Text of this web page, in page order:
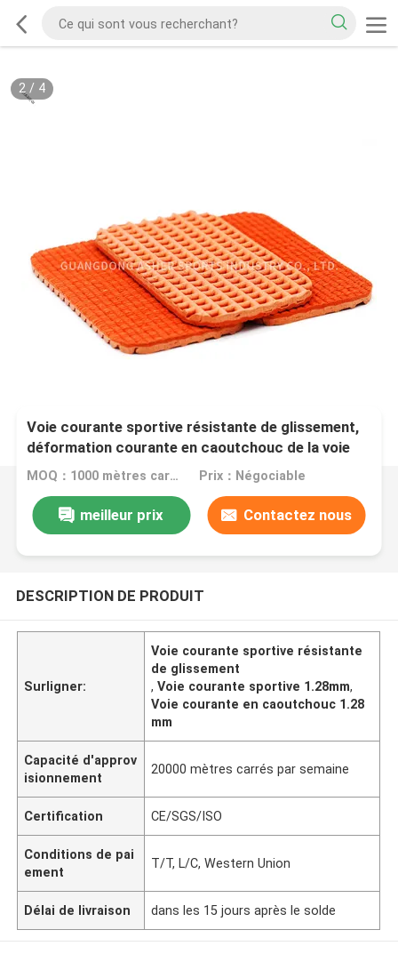
2/ 4
Voie courante sportive résistante de glissement,
déformation courante en caoutchouc de la voie
1.28mm
MOQ：1000 mètres carrés Prix：Négociable
meilleur prix Contactez nous
DESCRIPTION DE PRODUIT
Surligner:
Voie courante sportive résistante
de glissement
,Voie courante sportive 1.28mm,
Voie courante en caoutchouc 1.28
mm
Capacité d'approv
isionnement
20000 mètres carrés par semaine
Certification CE/SGS/ISO
Conditions de pai
ement
T/T, L/C, Western Union
Délai de livraison dans les 15 jours après le solde